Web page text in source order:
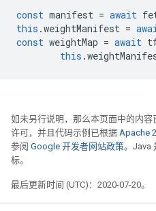
const manifest = await
this .weightManifest =
const weightMap = await
this .
如未另行说明，那么本页面中的内容
许可，并且代码示例已根据 Apache
参阅 Google 开发者网站政策。Java
标。
最后更新时间 (UTC)：2020-07-20。